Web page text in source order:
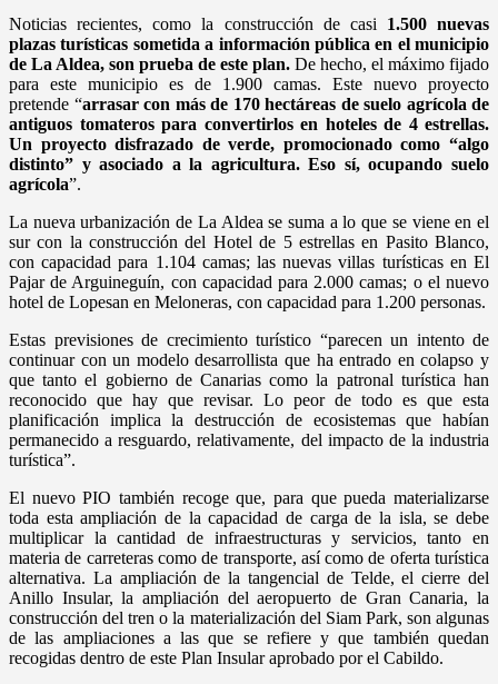
Noticias recientes, como la construcción de casi 1.500 nuevas
plazas turísticas sometida a información pública en el municipio
de La Aldea, son prueba de este plan. De hecho, el máximo fijado
para este municipio es de 1.900 camas. Este nuevo proyecto
pretende “arrasar con más de 170 hectáreas de suelo agrícola de
antiguos tomateros para convertirlos en hoteles de 4 estrellas.
Un proyecto disfrazado de verde, promocionado como “algo
distinto” y asociado a la agricultura. Eso sí, ocupando suelo
agrícola”.
La nueva urbanización de La Aldea se suma a lo que se viene en el
sur con la construcción del Hotel de 5 estrellas en Pasito Blanco,
con capacidad para 1.104 camas; las nuevas villas turísticas en El
Pajar de Arguineguín, con capacidad para 2.000 camas; o el nuevo
hotel de Lopesan en Meloneras, con capacidad para 1.200 personas.
Estas previsiones de crecimiento turístico “parecen un intento de
continuar con un modelo desarrollista que ha entrado en colapso y
que tanto el gobierno de Canarias como la patronal turística han
reconocido que hay que revisar. Lo peor de todo es que esta
planificación implica la destrucción de ecosistemas que habían
permanecido a resguardo, relativamente, del impacto de la industria
turística”.
El nuevo PIO también recoge que, para que pueda materializarse
toda esta ampliación de la capacidad de carga de la isla, se debe
multiplicar la cantidad de infraestructuras y servicios, tanto en
materia de carreteras como de transporte, así como de oferta turística
alternativa. La ampliación de la tangencial de Telde, el cierre del
Anillo Insular, la ampliación del aeropuerto de Gran Canaria, la
construcción del tren o la materialización del Siam Park, son algunas
de las ampliaciones a las que se refiere y que también quedan
recogidas dentro de este Plan Insular aprobado por el Cabildo.